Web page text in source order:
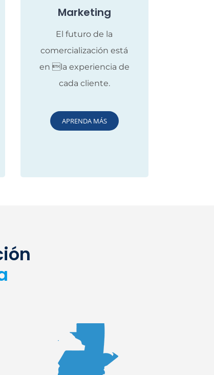
Marketing
El futuro de la
comercialización está
en la experiencia de
cada cliente.
APRENDA MÁS